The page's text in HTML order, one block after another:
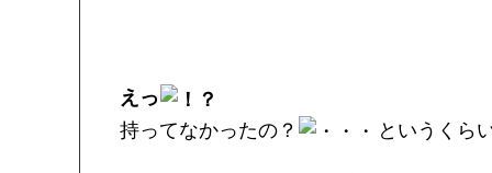
えっ
持ってなかったの？
というくら